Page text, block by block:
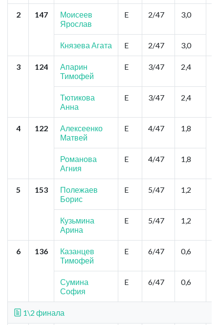
2 147
Моисеев
Ярослав
E 2/47 3,0
Князева Агата E 2/47 3,0
3 124
Апарин
Тимофей
E 3/47 2,4
Тютикова
Анна
E 3/47 2,4
4 122
Алексеенко
Матвей
E 4/47 1,8
Романова
Агния
E 4/47 1,8
5 153
Полежаев
Борис
E 5/47 1,2
Кузьмина
Арина
E 5/47 1,2
6 136
Казанцев
Тимофей
E 6/47 0,6
Сумина
София
E 6/47 0,6
1\2 финала